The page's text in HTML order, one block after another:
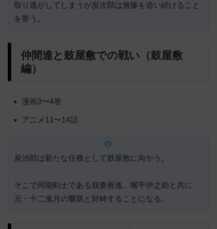
取り逃がしてしまうが炭次郎は無惨を追い続けること
を誓う。
仲間達と鼓屋敷での戦い（鼓屋敷
編）
漫画3〜4巻
アニメ11〜14話
炭治郎は新たな任務として鼓屋敷に向かう。
そこで同期剣士である我妻善逸、嘴平伊之助と共に
元・十二鬼月の響凱と対峙することになる。